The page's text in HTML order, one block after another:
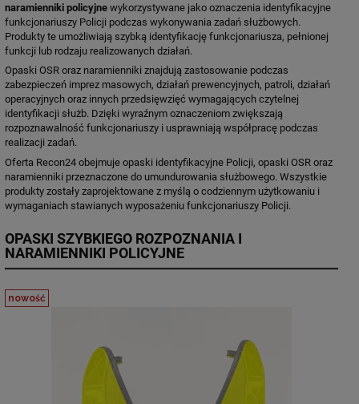
naramienniki policyjne wykorzystywane jako oznaczenia identyfikacyjne
funkcjonariuszy Policji podczas wykonywania zadań służbowych.
Produkty te umożliwiają szybką identyfikację funkcjonariusza, pełnionej
funkcji lub rodzaju realizowanych działań.
Opaski OSR oraz naramienniki znajdują zastosowanie podczas
zabezpieczeń imprez masowych, działań prewencyjnych, patroli, działań
operacyjnych oraz innych przedsięwzięć wymagających czytelnej
identyfikacji służb. Dzięki wyraźnym oznaczeniom zwiększają
rozpoznawalność funkcjonariuszy i usprawniają współpracę podczas
realizacji zadań.
Oferta Recon24 obejmuje opaski identyfikacyjne Policji, opaski OSR oraz
naramienniki przeznaczone do umundurowania służbowego. Wszystkie
produkty zostały zaprojektowane z myślą o codziennym użytkowaniu i
wymaganiach stawianych wyposażeniu funkcjonariuszy Policji.
OPASKI SZYBKIEGO ROZPOZNANIA I
NARAMIENNIKI POLICYJNE
nowość